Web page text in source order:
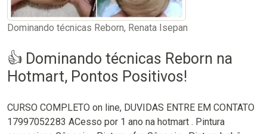
Dominando técnicas Reborn, Renata Isepan
👍 Dominando técnicas Reborn na
Hotmart, Pontos Positivos!
CURSO COMPLETO on line, DUVIDAS ENTRE EM CONTATO
17997052283 ACesso por 1 ano na hotmart . Pintura